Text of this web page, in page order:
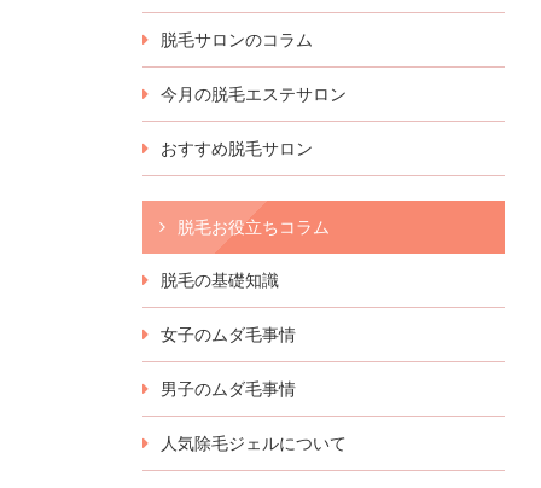
脱毛サロンのコラム
今月の脱毛エステサロン
おすすめ脱毛サロン
脱毛お役立ちコラム
脱毛の基礎知識
女子のムダ毛事情
男子のムダ毛事情
人気除毛ジェルについて